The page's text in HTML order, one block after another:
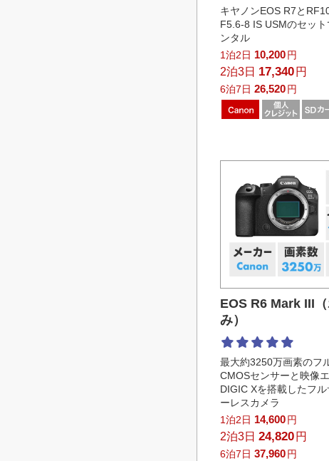
キヤノンEOS R7と
F5.6-8 IS USMのセッ
ンタル
1泊2日 10,200円
2泊3日 17,340 円
6泊7日 26,520円
EOS R6 Mark III
み）
最大約3250万画素のフ
CMOSセンサーと映像
DIGIC Xを搭載したフル
ーレスカメラ
1泊2日 14,600円
2泊3日 24,820 円
6泊7日 37,960円